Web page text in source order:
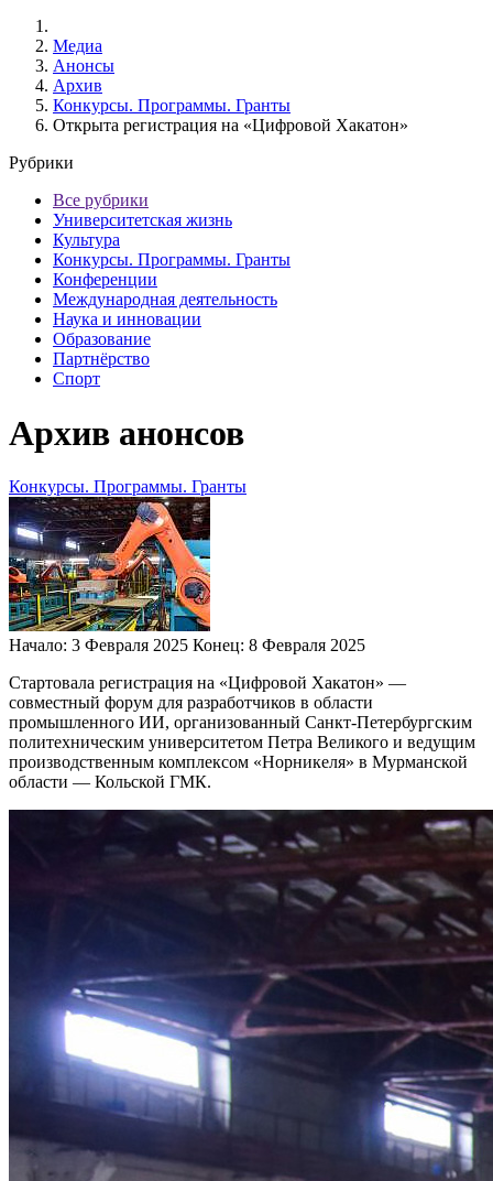
Медиа
Анонсы
Архив
Конкурсы. Программы. Гранты
Открыта регистрация на «Цифровой Хакатон»
Рубрики
Все рубрики
Университетская жизнь
Культура
Конкурсы. Программы. Гранты
Конференции
Международная деятельность
Наука и инновации
Образование
Партнёрство
Спорт
Архив анонсов
Конкурсы. Программы. Гранты
Начало: 3 Февраля 2025 Конец: 8 Февраля 2025
Стартовала регистрация на «Цифровой Хакатон» —
совместный форум для разработчиков в области
промышленного ИИ, организованный Санкт-Петербургским
политехническим университетом Петра Великого и ведущим
производственным комплексом «Норникеля» в Мурманской
области — Кольской ГМК.